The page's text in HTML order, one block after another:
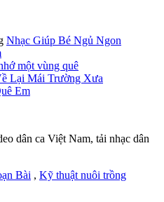
Nhạc Giúp Bé Ngủ Ngon
một vùng quê
Lại Mái Trường Xưa
Em
dân ca Việt Nam, tải nhạc dân
Bài , Kỹ thuật nuôi trồng